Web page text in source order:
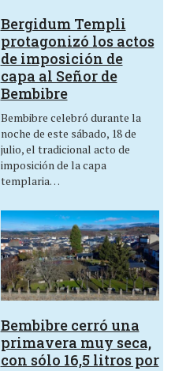
Bergidum Templi
protagonizó los actos
de imposición de
capa al Señor de
Bembibre
Bembibre celebró durante la
noche de este sábado, 18 de
julio, el tradicional acto de
imposición de la capa
templaria…
Bembibre cerró una
primavera muy seca,
con sólo 16,5 litros por